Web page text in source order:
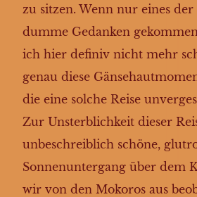
zu sitzen. Wenn nur eines
dumme Gedanken
ich hier definiv nicht mehr
genau diese
die eine solche Reise
Zur Unsterblichkeit dieser
unbeschreiblich schöne,
Sonnenuntergang über dem
wir von den Mokoros aus